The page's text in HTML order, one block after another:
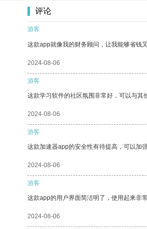
评论
游客
这款app就像我的财务顾问，让我能够省钱又
2024-08-06
游客
这款学习软件的社区氛围非常好，可以与其
2024-08-06
游客
这款加速器app的安全性有待提高，可以加
2024-08-06
游客
这款app的用户界面简洁明了，使用起来非
2024-08-06